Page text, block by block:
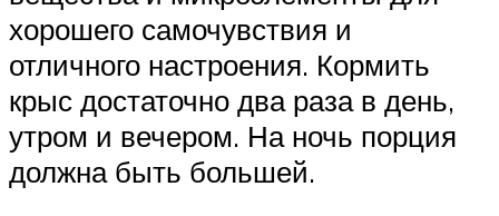
хорошего самочувствия и
отличного настроения. Кормить
крыс достаточно два раза в день,
утром и вечером. На ночь порция
должна быть большей.